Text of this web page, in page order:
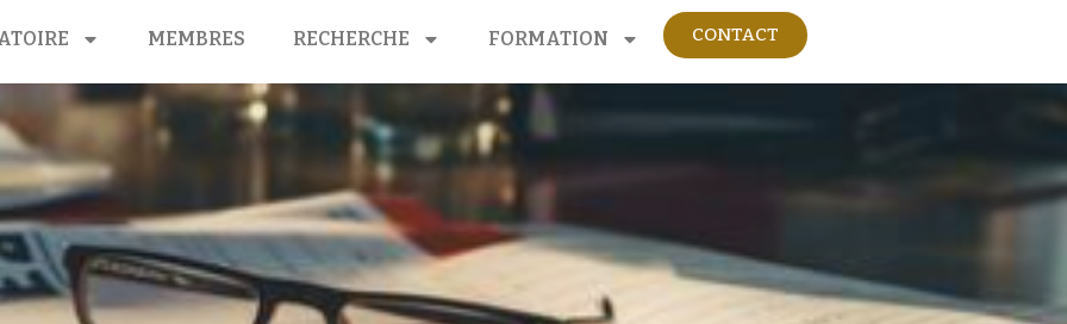
MEMBRES RECHERCHE FORMATION CONTACT